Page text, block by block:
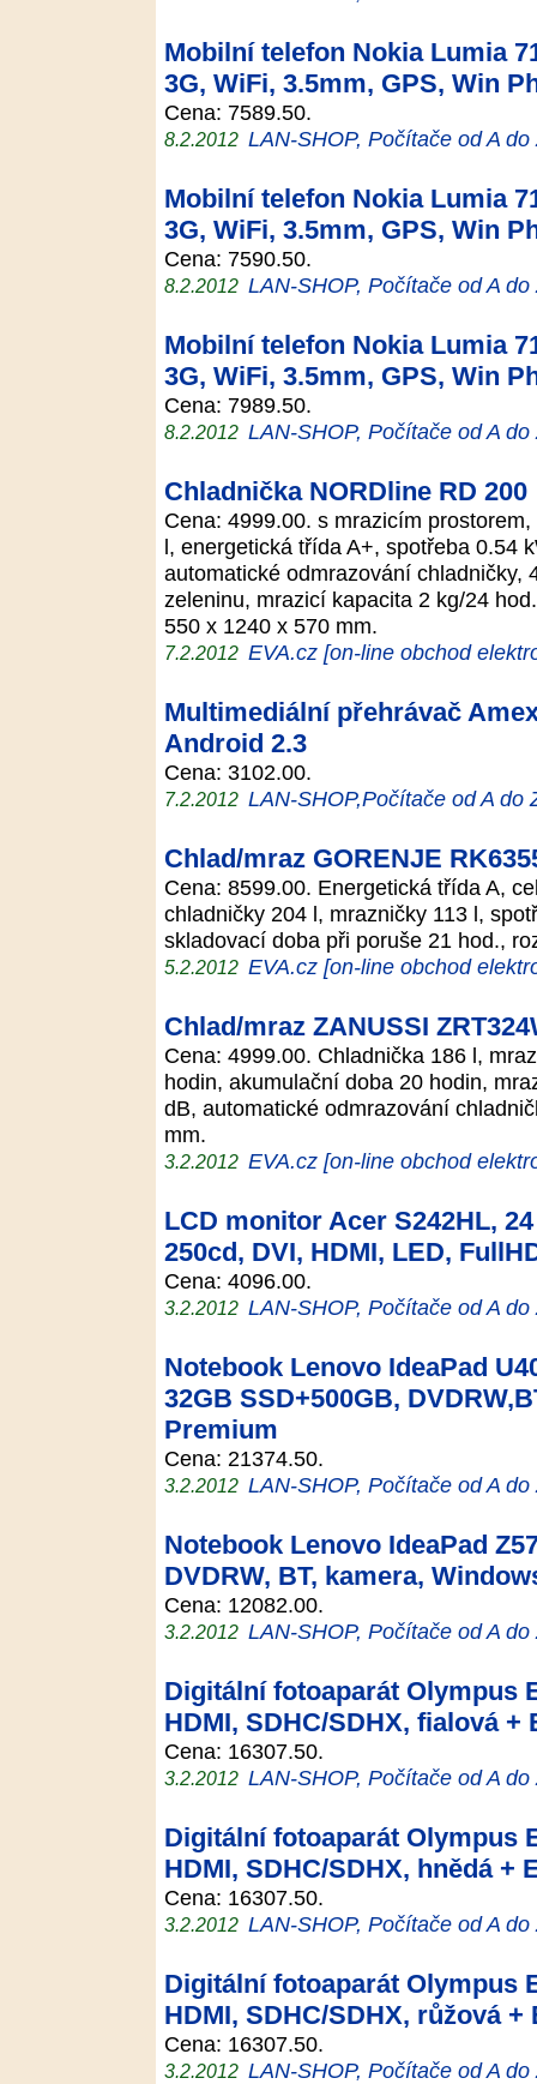
Mobilní telefon Nokia Lumia
3G, WiFi, 3.5mm, GPS, Win
Cena: 7589.50.
8.2.2012 LAN-SHOP, Počítače od A do
Mobilní telefon Nokia Lumia
3G, WiFi, 3.5mm, GPS, Win
Cena: 7590.50.
8.2.2012 LAN-SHOP, Počítače od A do
Mobilní telefon Nokia Lumia
3G, WiFi, 3.5mm, GPS, Win
Cena: 7989.50.
8.2.2012 LAN-SHOP, Počítače od A do
Chladnička NORDline RD 200
Cena: 4999.00. s mrazicím
l, energetická třída A+, spotřeba 0.54
automatické odmrazování chladničky,
zeleninu, mrazicí kapacita 2 kg/24
550 x 1240 x 570 mm.
7.2.2012 EVA.cz [on-line obchod
Multimediální přehrávač
Android 2.3
Cena: 3102.00.
7.2.2012 LAN-SHOP,Počítače od A do
Chlad/mraz GORENJE
Cena: 8599.00. Energetická třída A,
chladničky 204 l, mrazničky 113 l,
skladovací doba při poruše 21 hod.,
5.2.2012 EVA.cz [on-line obchod
Chlad/mraz ZANUSSI
Cena: 4999.00. Chladnička 186 l,
hodin, akumulační doba 20 hodin,
dB, automatické odmrazování
mm.
3.2.2012 EVA.cz [on-line obchod
LCD monitor Acer S242HL,
250cd, DVI, HDMI, LED,
Cena: 4096.00.
3.2.2012 LAN-SHOP, Počítače od A do
Notebook Lenovo IdeaPad
32GB SSD+500GB,
Premium
Cena: 21374.50.
3.2.2012 LAN-SHOP, Počítače od A do
Notebook Lenovo IdeaPad
DVDRW, BT, kamera,
Cena: 12082.00.
3.2.2012 LAN-SHOP, Počítače od A do
Digitální fotoaparát Olympus
HDMI, SDHC/SDHX, fialová +
Cena: 16307.50.
3.2.2012 LAN-SHOP, Počítače od A do
Digitální fotoaparát Olympus
HDMI, SDHC/SDHX, hnědá +
Cena: 16307.50.
3.2.2012 LAN-SHOP, Počítače od A do
Digitální fotoaparát Olympus
HDMI, SDHC/SDHX, růžová +
Cena: 16307.50.
3.2.2012 LAN-SHOP, Počítače od A do